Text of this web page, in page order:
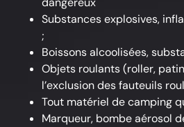
Substances explosives,
;
Boissons alcoolisées,
Objets roulants (roller,
l’exclusion des fauteuils
Tout matériel de camping
Marqueur, bombe aérosol